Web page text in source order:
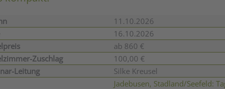
11.10.2026
16.10.2026
ab 860 €
Zuschlag
100,00 €
Leitung
Silke Kreusel
Jadebusen, Stadland/Seefeld: